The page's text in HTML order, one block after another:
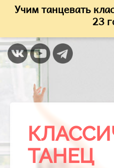
Учим танцевать
23
ТАНЕЦ